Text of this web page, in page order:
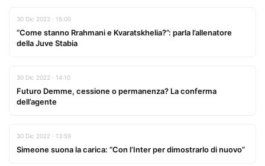
30 Dic 2022 · 15:00
“Come stanno Rrahmani e Kvaratskhelia?”: parla l’allenatore
della Juve Stabia
30 Dic 2022 · 14:10
Futuro Demme, cessione o permanenza? La conferma
dell’agente
30 Dic 2022 · 13:59
Simeone suona la carica: “Con l’Inter per dimostrarlo di nuovo”